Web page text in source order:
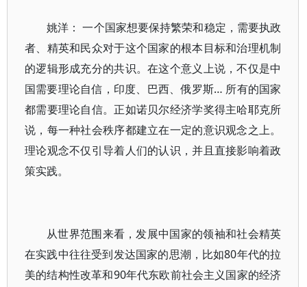
姚洋： 一个国家想要保持繁荣和稳定，需要执政
者、精英和民众对于这个国家的根本目标和治理机制
的逻辑形成充分的共识。在这个意义上说，不仅是中
国需要理论自信，印度、巴西、俄罗斯… 所有的国家
都需要理论自信。正如诺贝尔经济学奖得主哈耶克所
说，每一种社会秩序都建立在一定的意识观念之上。
理论观念不仅引导着人们的认识，并且直接影响着政
策实践。
从世界范围来看，发展中国家的领袖和社会精英
在实践中往往受到发达国家的思潮，比如80年代的拉
美的结构性改革和90年代东欧前社会主义国家的经济